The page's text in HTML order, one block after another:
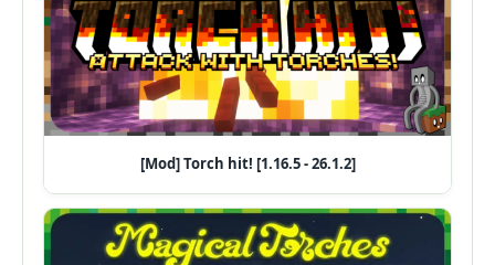
[Mod] Torch hit! [1.16.5 - 26.1.2]